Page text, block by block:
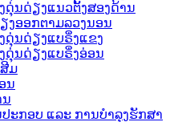
ດຸ່ນດ່ຽງແນວຕັ້ງສອງດ້ານ
ງອອກຕາມລວງນອນ
ດຸ່ນດ່ຽງແບຣິ່ງແຂງ
ດຸ່ນດ່ຽງແບຣິ່ງອ່ອນ
ມ
ນ
ນ
ະກອບ ແລະ ການບຳລຸງຮັກສາ